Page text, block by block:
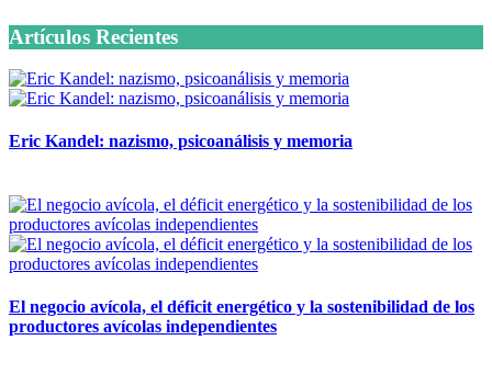
Artículos Recientes
Eric Kandel: nazismo, psicoanálisis y memoria
El negocio avícola, el déficit energético y la sostenibilidad de los
productores avícolas independientes